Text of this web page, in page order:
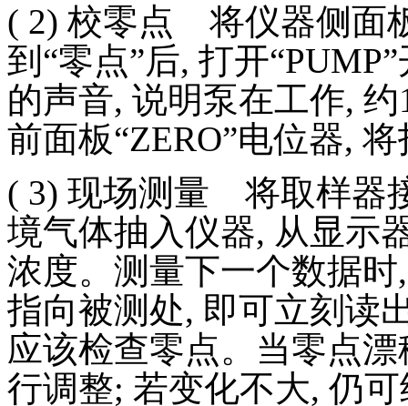
( 2) 校零点 将仪器侧面
到“零点”后, 打开“PUMP
的声音, 说明泵在工作, 约
前面板“ZERO”电位器, 将
( 3) 现场测量 将取样器
境气体抽入仪器, 从显示
浓度。测量下一个数据时
指向被测处, 即可立刻读
应该检查零点。当零点
行调整; 若变化不大, 仍